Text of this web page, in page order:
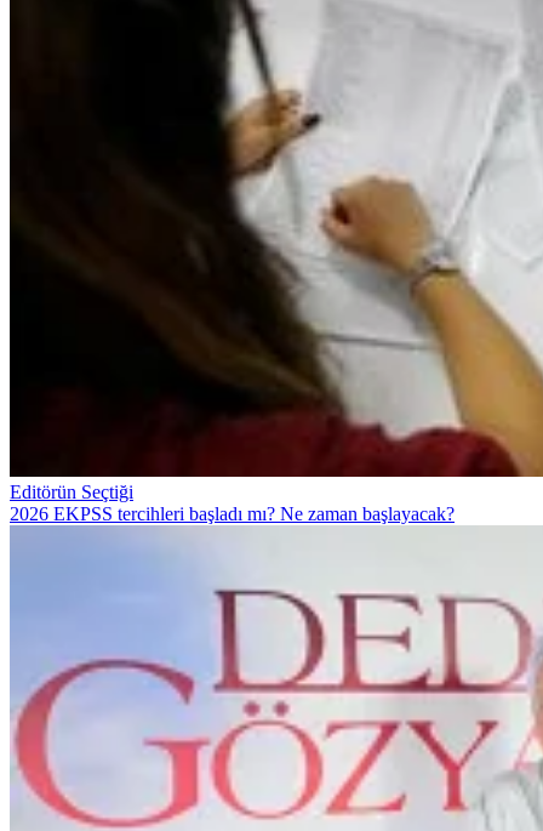
Editörün Seçtiği
2026 EKPSS tercihleri başladı mı? Ne zaman başlayacak?